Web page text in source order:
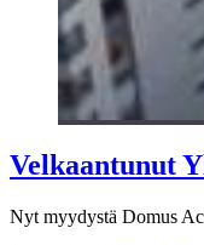
Velkaantunut
Nyt myydystä Domus